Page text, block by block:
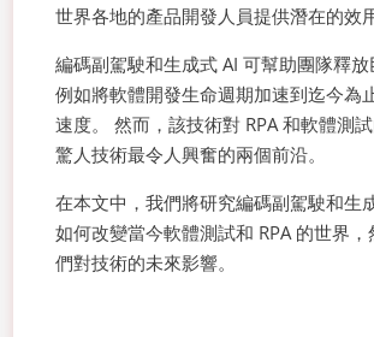
世界各地的產品開發人員提供潛在的效用
編碼副駕駛和生成式 AI 可幫助團隊釋放
例如將軟體開發生命週期加速到迄今為
速度。 然而，該技術對 RPA 和軟體測
驚人技術最令人興奮的兩個前沿。
在本文中，我們將研究編碼副駕駛和生
如何改變當今軟體測試和 RPA 的世界
們對技術的未來影響。